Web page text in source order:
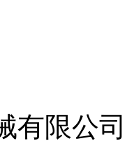
有限公司